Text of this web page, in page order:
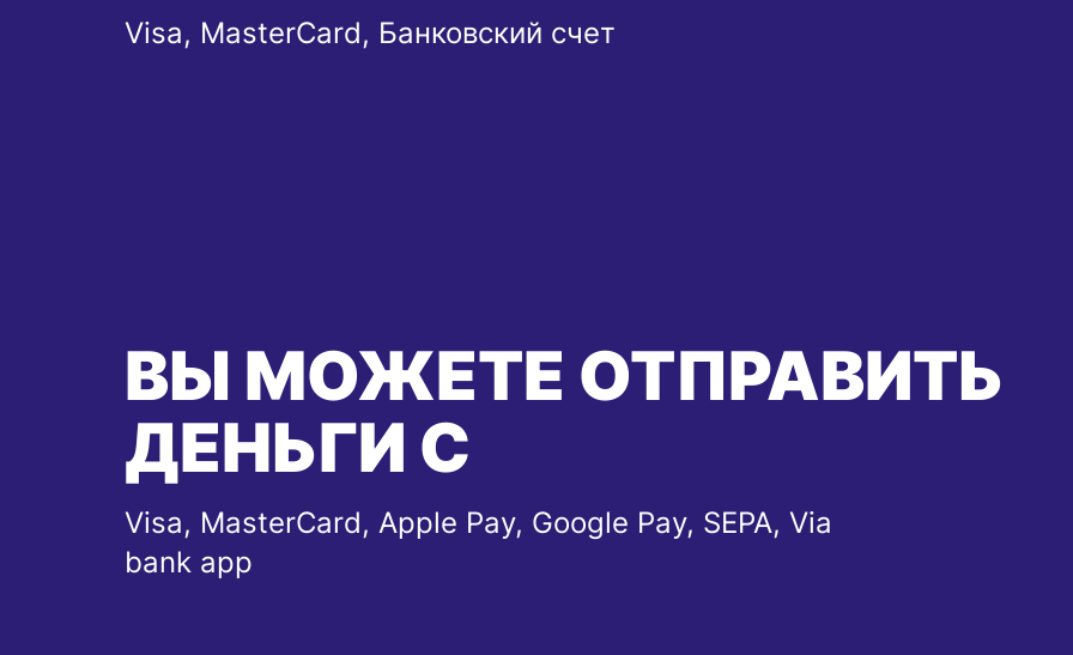
Visa, MasterCard, Банковский счет
ВЫ МОЖЕТЕ ОТПРАВИТЬ
ДЕНЬГИ С
Visa, MasterCard, Apple Pay, Google Pay, SEPA, Via
bank app